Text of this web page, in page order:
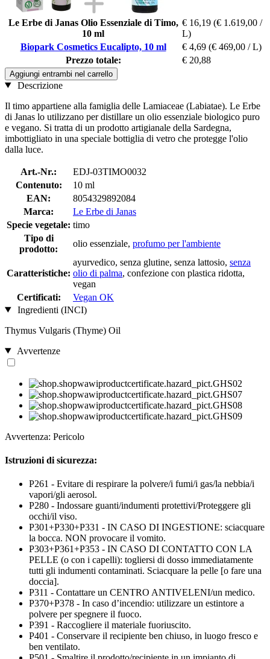
Le Erbe di Janas Olio Essenziale di Timo,
10 ml
€ 16,19 (€ 1.619,00 /
L)
Biopark Cosmetics Eucalipto, 10 ml
€ 4,69 (€ 469,00 / L)
Prezzo totale:
€ 20,88
Aggiungi entrambi nel carrello
Descrizione
Il timo appartiene alla famiglia delle Lamiaceae (Labiatae). Le Erbe
di Janas lo utilizzano per distillare un olio essenziale biologico puro
e vegano. Si tratta di un prodotto artigianale della Sardegna,
imbottigliato in una speciale bottiglia di vetro che protegge l'olio
dalla luce.
Art.-Nr.:
EDJ-03TIMO0032
Contenuto:
10 ml
EAN:
8054329892084
Marca:
Le Erbe di Janas
Specie vegetale: timo
Tipo di
prodotto:
olio essenziale, profumo per l'ambiente
Caratteristiche:
ayurvedico, senza glutine, senza lattosio, senza
olio di palma, confezione con plastica ridotta,
vegan
Certificati:
Vegan OK
Ingredienti (INCI)
Thymus Vulgaris (Thyme) Oil
Avvertenze
Avvertenza: Pericolo
Istruzioni di sicurezza:
P261 - Evitare di respirare la polvere/i fumi/i gas/la nebbia/i
vapori/gli aerosol.
P280 - Indossare guanti/indumenti protettivi/Proteggere gli
occhi/il viso.
P301+P330+P331 - IN CASO DI INGESTIONE: sciacquare
la bocca. NON provocare il vomito.
P303+P361+P353 - IN CASO DI CONTATTO CON LA
PELLE (o con i capelli): togliersi di dosso immediatamente
tutti gli indumenti contaminati. Sciacquare la pelle [o fare una
doccia].
P311 - Contattare un CENTRO ANTIVELENI/un medico.
P370+P378 - In caso d’incendio: utilizzare un estintore a
polvere per spegnere il fuoco.
P391 - Raccogliere il materiale fuoriuscito.
P401 - Conservare il recipiente ben chiuso, in luogo fresco e
ben ventilato.